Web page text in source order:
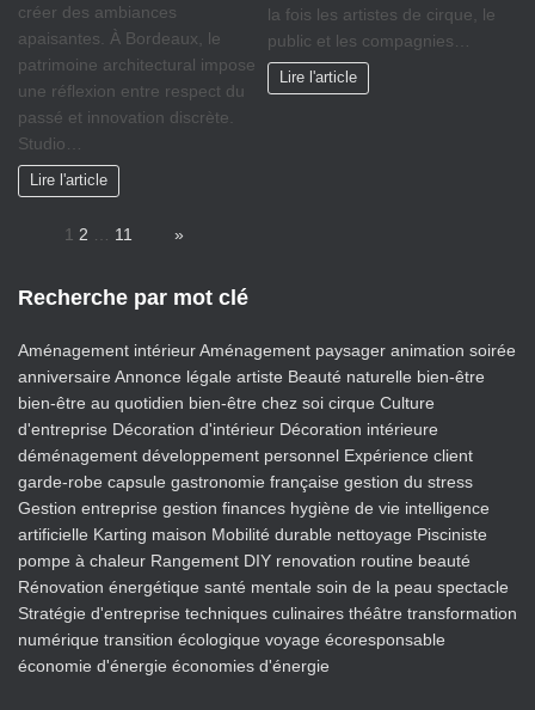
créer des ambiances
apaisantes. À Bordeaux, le
patrimoine architectural impose
une réflexion entre respect du
passé et innovation discrète.
Studio…
Lire l'article
la fois les artistes de cirque, le
public et les compagnies…
Lire l'article
1 2 11 »
Recherche par mot clé
Aménagement intérieurAménagement paysager animation soirée
anniversaire Annonce légale artiste Beauté naturelle bien-être
bien-être au quotidien bien-être chez soi cirque Culture
d'entreprise Décoration d'intérieur Décoration intérieure
déménagement développement personnel Expérience client
garde-robe capsule gastronomie française gestion du stress
Gestion entreprise gestion finances hygiène de vie intelligence
artificielle Karting maison Mobilité durable nettoyage Pisciniste
pompe à chaleur Rangement DIY renovation routine beauté
Rénovation énergétique santé mentale soin de la peau spectacle
Stratégie d'entreprise techniques culinaires théâtre transformation
numérique transition écologique voyage écoresponsable
économie d'énergie économies d'énergie